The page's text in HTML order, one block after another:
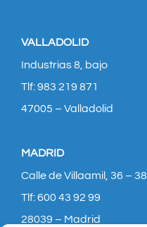
VALLADOLID
Industrias 8, bajo
Tlf: 983 219 871
47005 – Valladolid
MADRID
Calle de Villaamil, 36 – 38
Tlf: 600 43 92 99
28039 – Madrid